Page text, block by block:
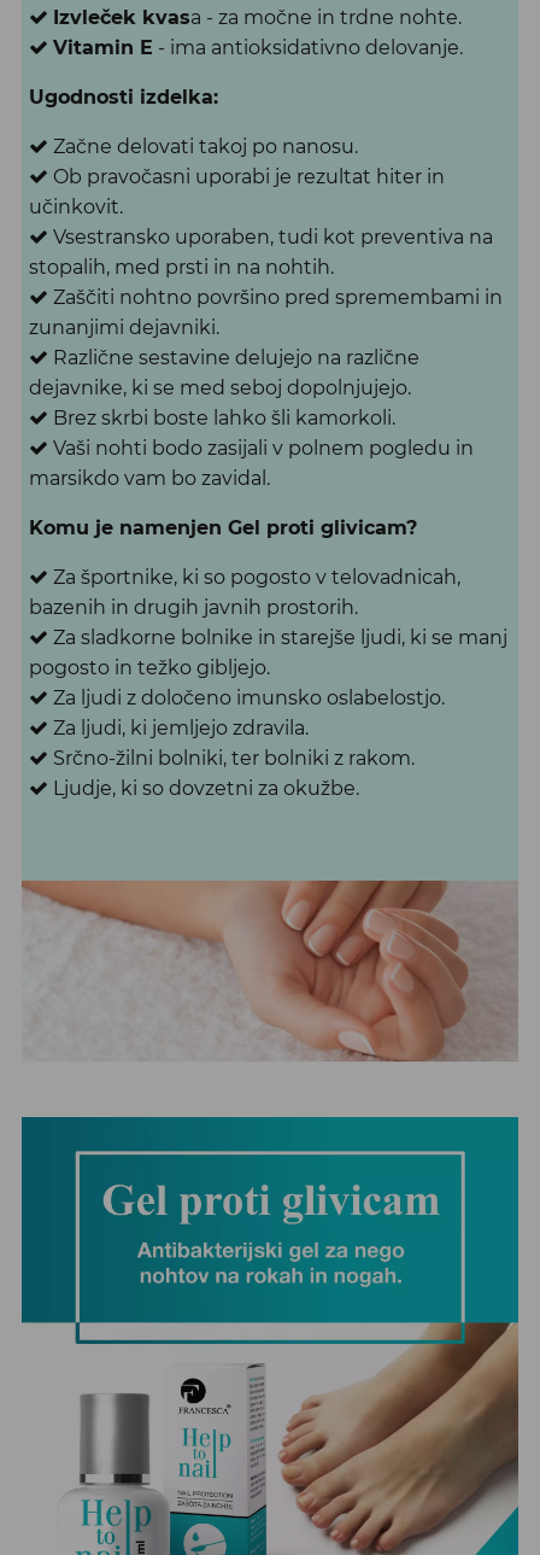
Izvleček kvasa - za močne in trdne nohte.
Vitamin E - ima antioksidativno delovanje.
Ugodnosti izdelka:
Začne delovati takoj po nanosu.
Ob pravočasni uporabi je rezultat hiter in
učinkovit.
Vsestransko uporaben, tudi kot preventiva na
stopalih, med prsti in na nohtih.
Zaščiti nohtno površino pred spremembami in
zunanjimi dejavniki.
Različne sestavine delujejo na različne
dejavnike, ki se med seboj dopolnjujejo.
Brez skrbi boste lahko šli kamorkoli.
Vaši nohti bodo zasijali v polnem pogledu in
marsikdo vam bo zavidal.
Komu je namenjen Gel proti glivicam?
Za športnike, ki so pogosto v telovadnicah,
bazenih in drugih javnih prostorih.
Za sladkorne bolnike in starejše ljudi, ki se manj
pogosto in težko gibljejo.
Za ljudi z določeno imunsko oslabelostjo.
Za ljudi, ki jemljejo zdravila.
Srčno-žilni bolniki, ter bolniki z rakom.
L judje, ki so dovzetni za okužbe.